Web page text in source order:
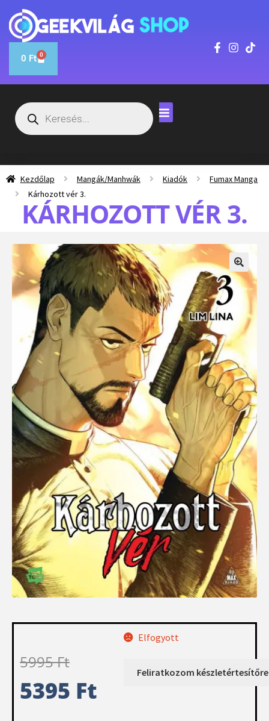
0 Ft 0
Kezdőlap Mangák/Manhwák Kiadók
Fumax Manga
Kárhozott vér 3.
KÁRHOZOTT VÉR 3.
5995Ft
5395 Ft
Elfogyott